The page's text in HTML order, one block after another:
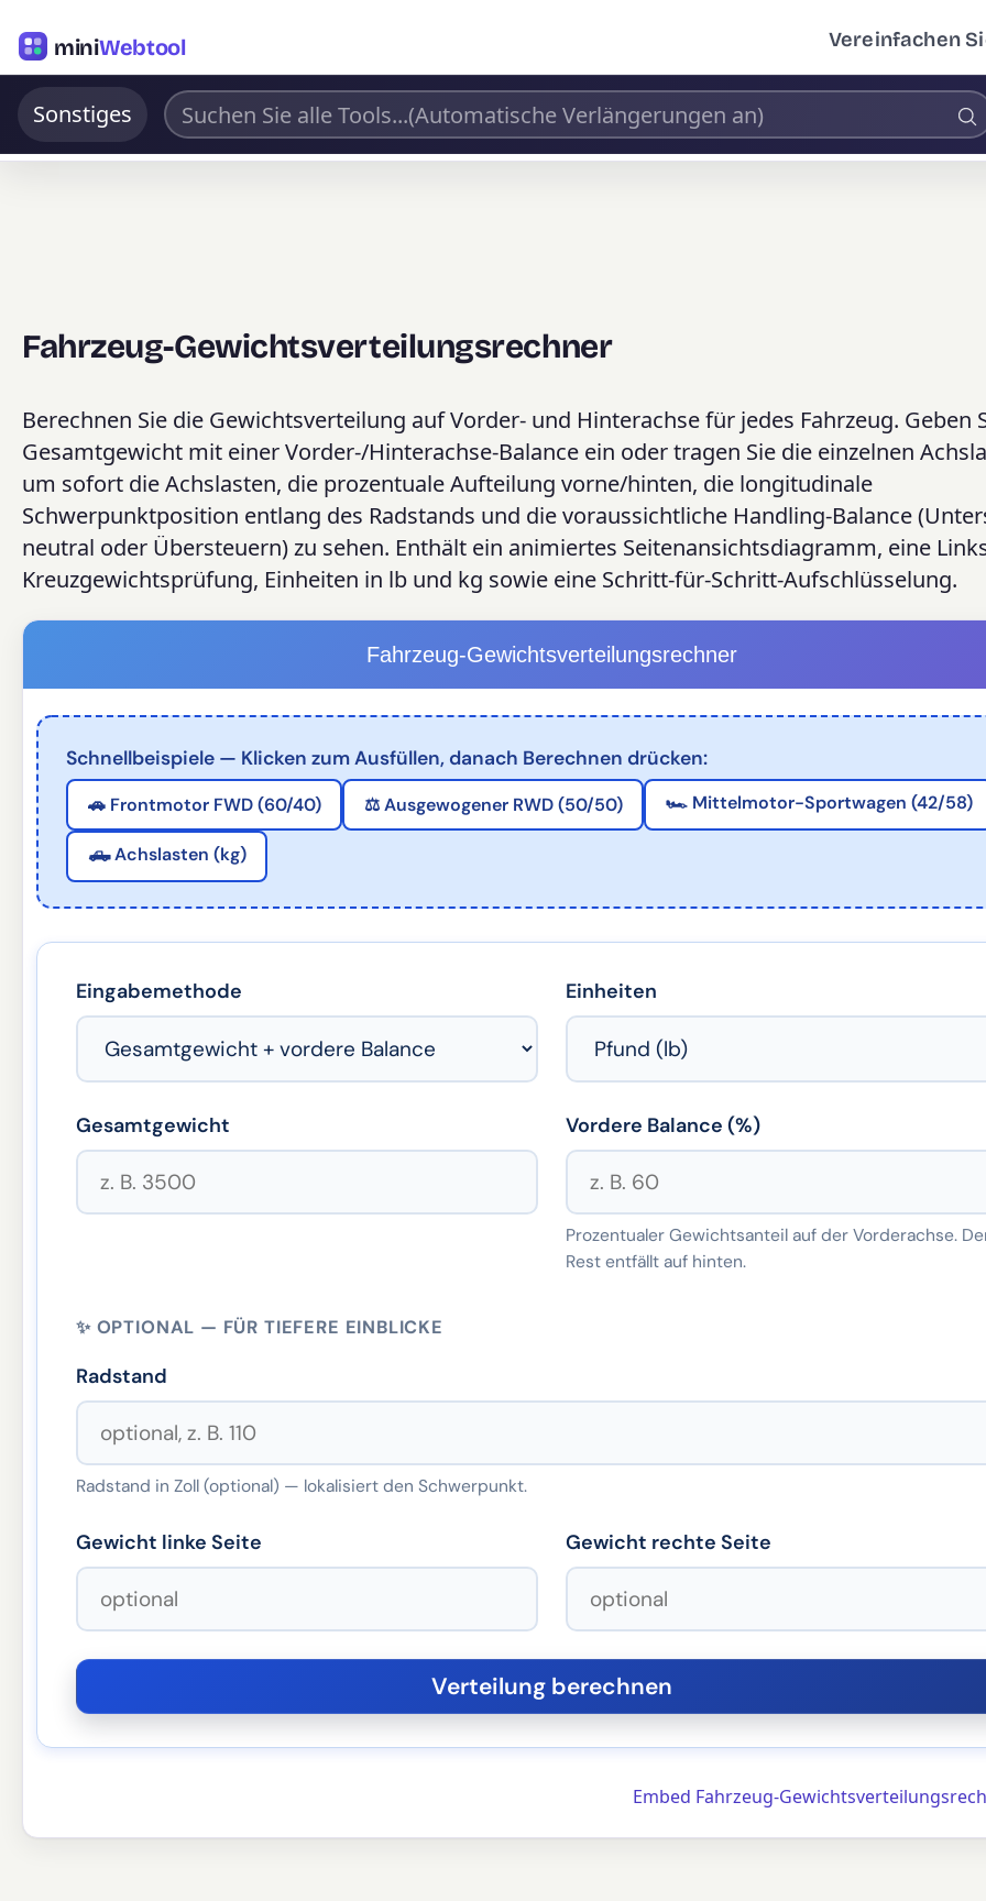
miniWebtool Vereinfachen
Sonstiges
Fahrzeug-Gewichtsverteilungsrechner
Berechnen Sie die Gewichtsverteilung auf Vorder- und Hinterachse für jedes Fahrzeug. Geben
Gesamtgewicht mit einer Vorder-/Hinterachse-Balance ein oder tragen Sie die einzelnen
um sofort die Achslasten, die prozentuale Aufteilung vorne/hinten, die longitudinale
Schwerpunktposition entlang des Radstands und die voraussichtliche Handling-Balance
neutral oder Übersteuern) zu sehen. Enthält ein animiertes Seitenansichtsdiagramm, eine
Kreuzgewichtsprüfung, Einheiten in lb und kg sowie eine Schritt-für-Schritt-Aufschlüsselung.
Fahrzeug-Gewichtsverteilungsrechner
Schnellbeispiele — Klicken zum Ausfüllen, danach Berechnen drücken:
🚗 Frontmotor FWD (60/40) ⚖️ Ausgewogener RWD (50/50) 🏎️ Mittelmotor-Sportwagen (42/58)
🛻 Achslasten (kg)
Eingabemethode Einheiten
Gesamtgewicht Vordere Balance (%)
Prozentualer Gewichtsanteil auf der Vorderachse.
Rest entfällt auf hinten.
✨ OPTIONAL — FÜR TIEFERE EINBLICKE
Radstand
Radstand in Zoll (optional) — lokalisiert den Schwerpunkt.
Gewicht linke Seite Gewicht rechte Seite
Embed Fahrzeug-